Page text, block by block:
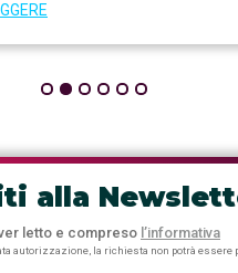
alla
letto e compreso l’informativa
autorizzazione, la richiesta non potrà essere